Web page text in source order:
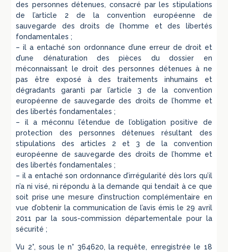
des personnes détenues, consacré par les stipulations
de l’article 2 de la convention européenne de
sauvegarde des droits de l’homme et des libertés
fondamentales ;
– il a entaché son ordonnance d’une erreur de droit et
d’une dénaturation des pièces du dossier en
méconnaissant le droit des personnes détenues à ne
pas être exposé à des traitements inhumains et
dégradants garanti par l’article 3 de la convention
européenne de sauvegarde des droits de l’homme et
des libertés fondamentales ;
– il a méconnu l’étendue de l’obligation positive de
protection des personnes détenues résultant des
stipulations des articles 2 et 3 de la convention
européenne de sauvegarde des droits de l’homme et
des libertés fondamentales ;
– il a entaché son ordonnance d’irrégularité dès lors qu’il
n’a ni visé, ni répondu à la demande qui tendait à ce que
soit prise une mesure d’instruction complémentaire en
vue d’obtenir la communication de l’avis émis le 29 avril
2011 par la sous-commission départementale pour la
sécurité ;
Vu 2°, sous le n° 364620, la requête, enregistrée le 18